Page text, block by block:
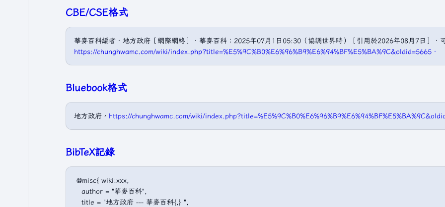
CBE/CSE格式
華麥百科編者．地方政府［網際網絡］．華麥百科；2025年07月1日05:30（協調世界時）［引用於2026年08月7日］．
https://chunghwamc.com/wiki/index.php?title=%E5%9C%B0%E6%96%B9%E6%94%BF%E5%BA%9C&oldid=5665．
Bluebook格式
地方政府， https://chunghwamc.com/wiki/
BibTeX記錄
@misc{ wiki:xxx,
   author = "華麥百科",
   title = "地方政府 --- 華麥百科{,} ",